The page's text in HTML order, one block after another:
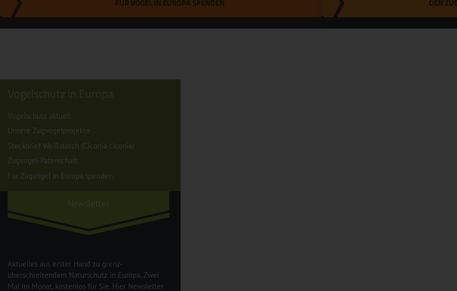
FÜR VÖGEL IN EUROPA SPENDEN DEN
Vogelschutz in Europa
Vogelschutz aktuell
Unsere Zugvogelprojekte
Steckbrief Weißstorch (Ciconia ciconia)
Zugvogel-Patenschaft
Für Zugvögel in Europa spenden
Newsletter
Aktuelles aus erster Hand zu grenz-
überschreitendem Naturschutz in Europa. Zwei
Mal im Monat, kostenlos für Sie. Hier Newsletter